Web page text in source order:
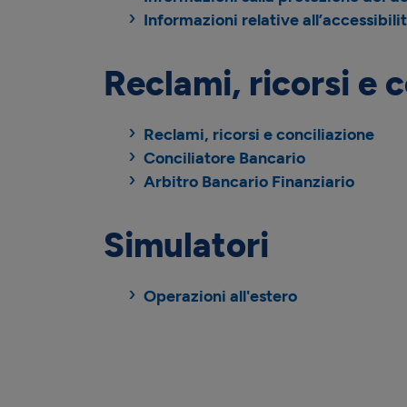
Informazioni relative
Reclami, ricorsi e
Reclami, ricorsi e conciliazione
Conciliatore Bancario
Arbitro Bancario Finanziario
Simulatori
Operazioni all'estero